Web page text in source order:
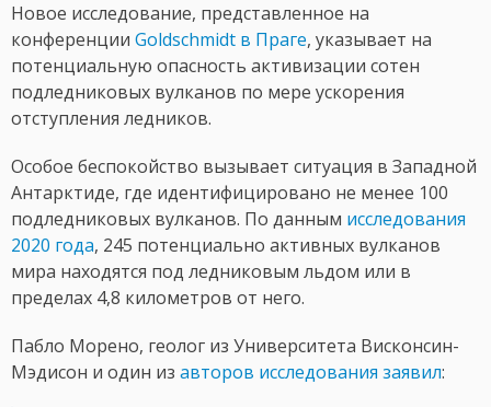
Новое исследование, представленное на
конференции Goldschmidt в Праге, указывает на
потенциальную опасность активизации сотен
подледниковых вулканов по мере ускорения
отступления ледников.
Особое беспокойство вызывает ситуация в Западной
Антарктиде, где идентифицировано не менее 100
подледниковых вулканов. По данным исследования
2020 года, 245 потенциально активных вулканов
мира находятся под ледниковым льдом или в
пределах 4,8 километров от него.
Пабло Морено, геолог из Университета Висконсин-
Мэдисон и один из авторов исследования заявил: